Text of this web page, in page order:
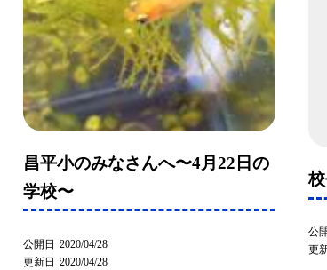
昌平小のみなさんへ〜4月22日の
学校〜
公開日
2020/04/28
更新日
2020/04/28
公
更